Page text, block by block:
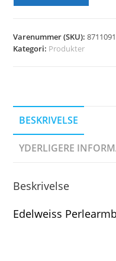
Varenummer (SKU):
Kategori: Produkter
BESKRIVELSE
YDERLIGERE
Beskrivelse
Edelweiss